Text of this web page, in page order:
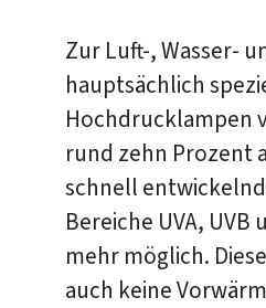
Zur Luft-, Wasser-
hauptsächlich
Hochdrucklampen
rund zehn Prozent
schnell
Bereiche UVA,
mehr möglich.
auch keine